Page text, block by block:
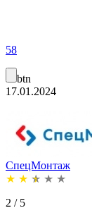
58
btn
17.01.2024
СпецМонтаж
★ ★ ★ ★ ★
2 / 5